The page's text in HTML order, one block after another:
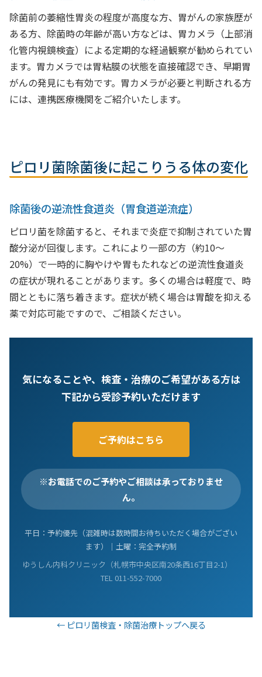
除菌前の萎縮性胃炎の程度が高度な方、胃がんの家族歴が
ある方、除菌時の年齢が高い方などは、胃カメラ（上部消
化管内視鏡検査）による定期的な経過観察が勧められてい
ます。胃カメラでは胃粘膜の状態を直接確認でき、早期胃
がんの発見にも有効です。胃カメラが必要と判断される方
には、連携医療機関をご紹介いたします。
ピロリ菌除菌後に起こりうる体の変化
除菌後の逆流性食道炎（胃食道逆流症）
ピロリ菌を除菌すると、それまで炎症で抑制されていた胃
酸分泌が回復します。これにより一部の方（約10〜
20%）で一時的に胸やけや胃もたれなどの逆流性食道炎
の症状が現れることがあります。多くの場合は軽度で、時
間とともに落ち着きます。症状が続く場合は胃酸を抑える
薬で対応可能ですので、ご相談ください。
気になることや、検査・治療のご希望がある方は
下記から受診予約いただけます
ご予約はこちら
※お電話でのご予約やご相談は承っておりませ
ん。
平日：予約優先（混雑時は数時間お待ちいただく場合がござい
ます）｜土曜：完全予約制
ゆうしん内科クリニック（札幌市中央区南20条西16丁目2-1）
TEL 011-552-7000
← ピロリ菌検査・除菌治療トップへ戻る